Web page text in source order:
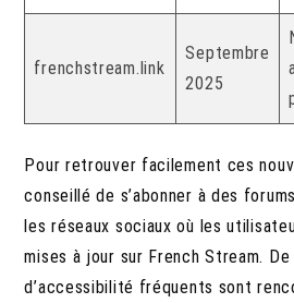
frenchstream.link
Septembre
2025
Pour retrouver facilement ces
conseillé de s’abonner à des
les réseaux sociaux où les
mises à jour sur French Stream.
d’accessibilité fréquents sont